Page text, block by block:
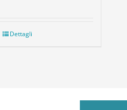
Dettagli